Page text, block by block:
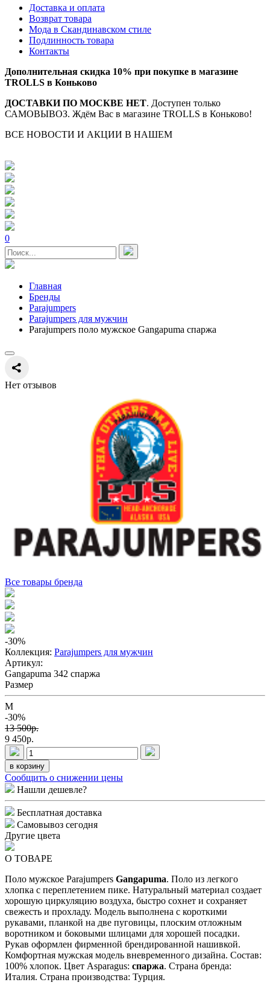
Доставка и оплата
Возврат товара
Мода в Скандинавском стиле
Подлинность товара
Контакты
Дополнительная скидка 10% при покупке в магазине
TROLLS в Коньково
ДОСТАВКИ ПО МОСКВЕ НЕТ. Доступен только
САМОВЫВОЗ. Ждём Вас в магазине TROLLS в Коньково!
ВСЕ НОВОСТИ И АКЦИИ В НАШЕМ
0
Главная
Бренды
Parajumpers
Parajumpers для мужчин
Parajumpers поло мужское Gangapuma спаржа
Нет отзывов
Все товары бренда
-30%
Коллекция: Parajumpers для мужчин
Артикул:
Gangapuma 342 спаржа
Размер
M
-30%
13 500p.
9 450p.
в корзину
Сообщить о снижении цены
Нашли дешевле?
Бесплатная доставка
Самовывоз сегодня
Другие цвета
О ТОВАРЕ
Поло мужское Parajumpers Gangapuma. Поло из легкого
хлопка с переплетением пике. Натуральный материал создает
хорошую циркуляцию воздуха, быстро сохнет и сохраняет
свежесть и прохладу. Модель выполнена с короткими
рукавами, планкой на две пуговицы, плоским отложным
воротником и боковыми шлицами для хорошей посадки.
Рукав оформлен фирменной брендированной нашивкой.
Комфортная мужская модель вневременного дизайна. Состав:
100% хлопок. Цвет Asparagus: спаржа. Страна бренда:
Италия. Страна производства: Турция.